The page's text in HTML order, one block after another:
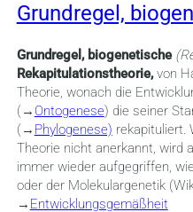
Grundregel,
Grundregel, biogenetische
Rekapitulationstheorie,von
Theorie, wonach die
(→ Ontogenese) die seiner
(→ Phylogenese) rekapituliert.
Theorie nicht anerkannt, wird
immer wieder aufgegriffen,
oder der Molekulargenetik
→ Entwicklungsgemäßheit